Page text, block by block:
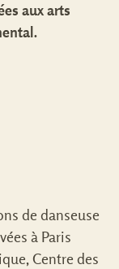
aux arts
de danseuse
à Paris
Centre des